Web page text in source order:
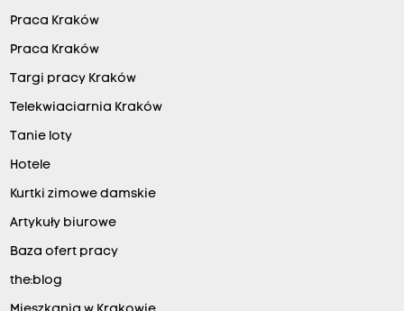
Praca Kraków
Praca Kraków
Targi pracy Kraków
Telekwiaciarnia Kraków
Tanie loty
Hotele
Kurtki zimowe damskie
Artykuły biurowe
Baza ofert pracy
the:blog